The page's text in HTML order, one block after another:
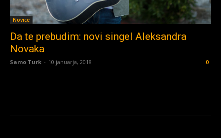
Novice
Da te prebudim: novi singel Aleksandra
Novaka
Samo Turk - 10 januarja, 2018 0